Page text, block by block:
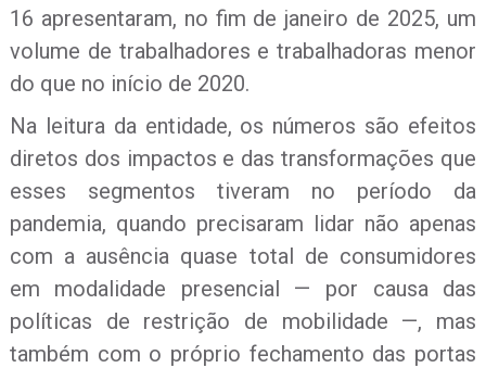
16 apresentaram, no fim de janeiro de 2025, um
volume de trabalhadores e trabalhadoras menor
do que no início de 2020.
Na leitura da entidade, os números são efeitos
diretos dos impactos e das transformações que
esses segmentos tiveram no período da
pandemia, quando precisaram lidar não apenas
com a ausência quase total de consumidores
em modalidade presencial — por causa das
políticas de restrição de mobilidade —, mas
também com o próprio fechamento das portas